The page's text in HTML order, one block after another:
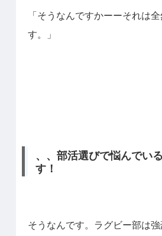
「そうなんですかーーそれは
す。」
、、部活選びで悩んでい
す！
そうなんです。ラグビー部は